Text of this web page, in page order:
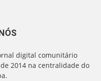
digital comunitário
2014 na centralidade do